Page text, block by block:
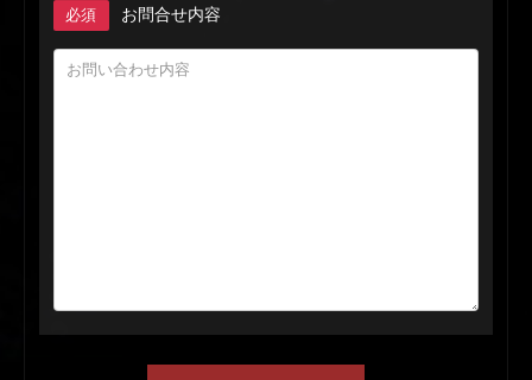
必須 お問合せ内容